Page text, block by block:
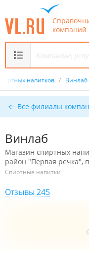
компаний
напитков / Винлаб
Все филиалы
Винлаб
Магазин спиртных
район "Первая речка",
Спиртные напитки
Отзывы 245